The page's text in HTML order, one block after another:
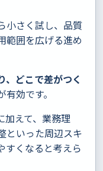
小さく試し、品質
範囲を広げる進め
、どこで差がつく
効です。
加えて、業務理
といった周辺スキ
すくなると考えら